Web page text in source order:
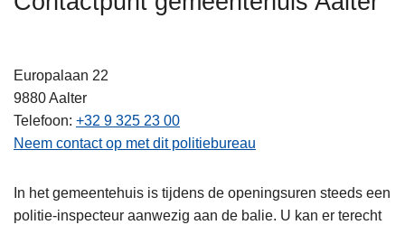
Europalaan 22
9880Aalter
Telefoon +32 9 325 23 00
Neem contact op met dit politiebureau
In het gemeentehuis is tijdens de openingsuren steeds een
politie-inspecteur aanwezig aan de balie. U kan er terecht